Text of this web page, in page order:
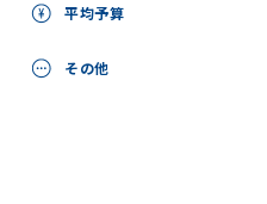
平均予算
その他